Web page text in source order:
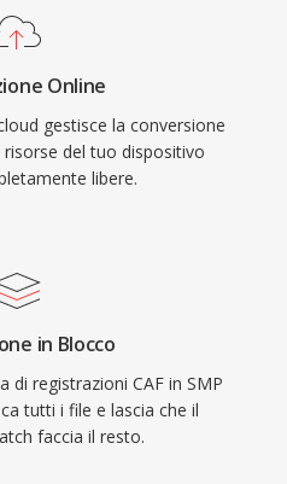
Online
gestisce la conversione
risorse del tuo dispositivo
libere.
in Blocco
di registrazioni CAF in SMP
tutti i file e lascia che il
faccia il resto.